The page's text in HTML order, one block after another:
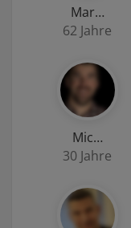
Mar…
62 Jahre
Mic…
30 Jahre